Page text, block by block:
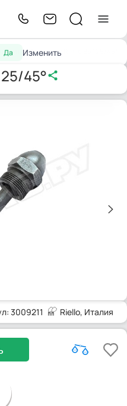
Да Изменить
Форсунка Riello B5 125/45°
45°
3009211 Riello, Италия